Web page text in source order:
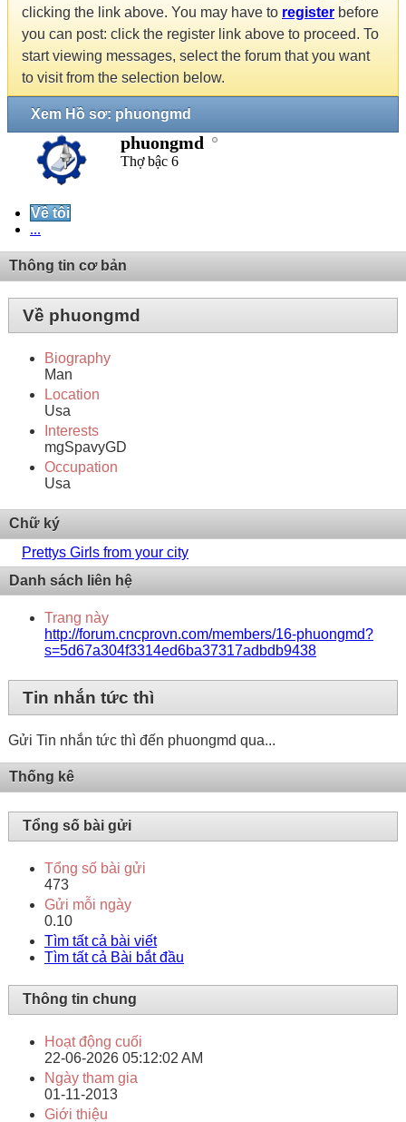
clicking the link above. You may have to register before
you can post: click the register link above to proceed. To
start viewing messages, select the forum that you want
to visit from the selection below.
Xem Hồ sơ: phuongmd
phuongmd
Thợ bậc 6
Về tôi
...
Thông tin cơ bản
Về phuongmd
Biography
Man
Location
Usa
Interests
mgSpavyGD
Occupation
Usa
Chữ ký
Prettys Girls from your city
Danh sách liên hệ
Trang này
http://forum.cncprovn.com/members/16-phuongmd?
s=5d67a304f3314ed6ba37317adbdb9438
Tin nhắn tức thì
Gửi Tin nhắn tức thì đến phuongmd qua...
Thống kê
Tổng số bài gửi
Tổng số bài gửi
473
Gửi mỗi ngày
0.10
Tìm tất cả bài viết
Tìm tất cả Bài bắt đầu
Thông tin chung
Hoạt động cuối
22-06-2026 05:12:02 AM
Ngày tham gia
01-11-2013
Giới thiệu